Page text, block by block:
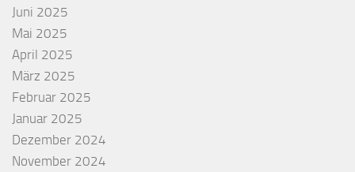
Juni 2025
Mai 2025
April 2025
März 2025
Februar 2025
Januar 2025
Dezember 2024
November 2024